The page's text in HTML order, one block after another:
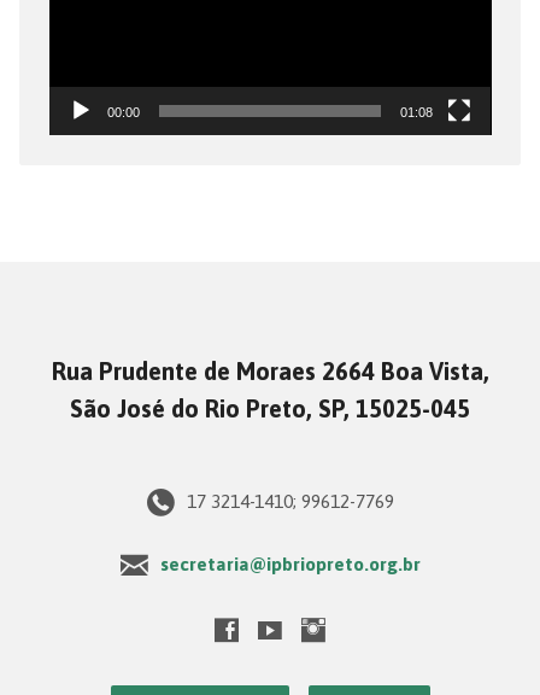
00:00 01:08
Rua Prudente de Moraes 2664 Boa Vista,
São José do Rio Preto, SP, 15025-045
17 3214-1410; 99612-7769
secretaria@ipbriopreto.org.br